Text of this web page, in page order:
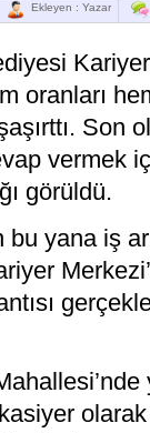
Ekleyen : Yazar
oranları
şaşırttı.
vermek
görüldü.
bu yana iş